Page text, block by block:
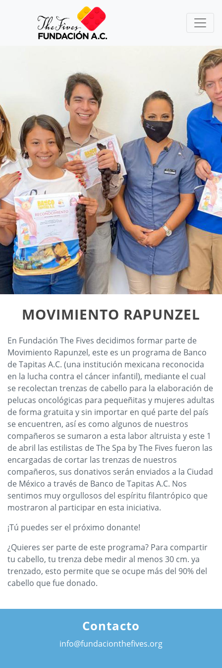
MOVIMIENTO RAPUNZEL
En Fundación The Fives decidimos formar parte de
Movimiento Rapunzel, este es un programa de Banco
de Tapitas A.C. (una institución mexicana reconocida
en la lucha contra el cáncer infantil), mediante el cual
se recolectan trenzas de cabello para la elaboración de
pelucas oncológicas para pequeñitas y mujeres adultas
de forma gratuita y sin importar en qué parte del país
se encuentren, así es como algunos de nuestros
compañeros se sumaron a esta labor altruista y este 1
de abril las estilistas de The Spa by The Fives fueron las
encargadas de cortar las trenzas de nuestros
compañeros, sus donativos serán enviados a la Ciudad
de México a través de Banco de Tapitas A.C. Nos
sentimos muy orgullosos del espíritu filantrópico que
mostraron al participar en esta iniciativa.
¡Tú puedes ser el próximo donante!
¿Quieres ser parte de este programa? Para compartir
tu cabello, tu trenza debe medir al menos 30 cm. ya
trenzado, esto permite que se ocupe más del 90% del
cabello que fue donado.
Contacto
info@fundacionthefives.org